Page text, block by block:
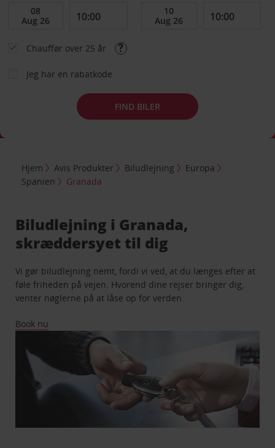
Chauffør over 25 år
Jeg har en rabatkode
FIND BILER
Hjem Avis Produkter Biludlejning
Europa
Spanien
Granada
Biludlejning i Granada,
skræddersyet til dig
Vi gør biludlejning nemt, fordi vi ved, at du længes efter at
føle friheden på vejen. Hvorend dine rejser bringer dig,
venter nøglerne på at låse op for verden.
Book nu